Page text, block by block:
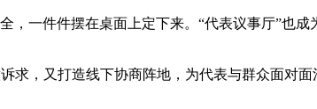
一件件摆在桌面上定下来。“代表议事厅”也成
求，又打造线下协商阵地，为代表与群众面对